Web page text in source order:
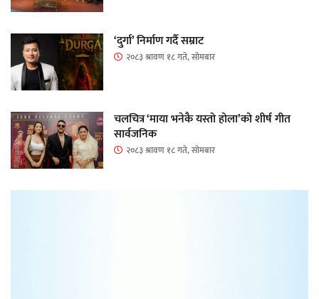
‘दुर्गा’ निर्माण गर्दै सम्राट
२०८३ श्रावण १८ गते, सोमबार
चलचित्र ‘माया भनेकै यस्तो होला’को शीर्ष गीत
सार्वजनिक
२०८३ श्रावण १८ गते, सोमबार